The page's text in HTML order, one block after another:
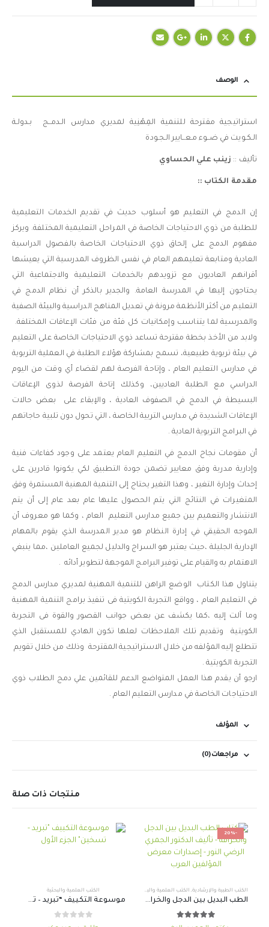
الوصف
استراتيجية مقترحة للتنمية المِهْنِية لمديري مدارس الـدمــج بـدولـة
الـكـويت في ضــوء مـعــايير الـجـودة
تأليف :: زينب علي الحساوي
مقدمة الكتاب ::
إن الدمج في التعليم هو أسلوب حديث في تقديم الخدمات التعليمية
للطلبة من ذوي الاحتياجات الخاصة في المراحل التعليمية المختلفة. ويركز
مفهوم الدمج على إلحاق ذوي الاحتياجات الخاصة بالفصول الدراسية
العادية ومتابعة تعليمهم العام في نفس الظروف المدرسية التي يعيشها
أقرانهم العاديون مع تزويدهم بالخدمات التعليمية والاجتماعية التي
يحتاجون إليها في المدرسة العامة. والجدير بالذكر أن نظام الدمج في
التعليم من أكثر الأنظمة مرونة في تعديل المناهج الدراسية والبيئة الصفية
والمدرسية لما يتناسب وإمكانيات كل فئة من فئات الإعاقات المختلفة.
ولابد من الأخذ بخطة مقترحة تساعد ذوي الاحتياجات الخاصة على التعليم
في بيئة تربوية طبيعية، تسمح بمشاركة هؤلاء الطلبة في العملية التربوية
في مدارس التعليم العام ، وإتاحة الفرصة لهم لقضاء أي وقت من اليوم
الدراسي مع الطلبة العاديين، وكذلك إتاحة الفرصة لذوى الإعاقات
البسيطة في الدمج في الصفوف العادية ، والإبقاء على بعض حالات
الإعاقات الشديدة في مدارس التربية الخاصة ، التي تحول دون تلبية حاجاتهم
في البرامج التربوية العادية .
أن مقومات نجاح الدمج في التعليم العام يعتمد على وجود كفاءات فنية
وإدارية مدربة وفق معايير تضمن جودة التطبيق لكي يكونوا قادرين على
إحداث وإدارة التغير ، وهذا التغير يحتاج إلى التنمية المهنية المستمرة وفق
المتغيرات في النتائج التي يتم الحصول عليها عام بعد عام إلى أن يتم
الانتشار والتعميم بين جميع مدارس التعليم العام ، وكما هو معروف أن
الموجه الحقيقي في إدارة النظام هو مدير المدرسة الذي يقوم بالمهام
الإدارية الجليلة ،حيث يعتبر هو السراج والدليل لجميع العاملين ،مما ينبغي
الاهتمام به والقيام على توفير البرامج الموجهة لتطوير أدائه .
يتناول هذا الكتاب الوضع الراهن للتنمية المهنية لمديري مدارس الدمج
في التعليم العام ، وواقع التجربة الكويتية فى تنفيذ برامج التنمية المهنية
وما آلت إليه ،كما يكشف عن بعض جوانب القصور والقوة فى التجربة
الكويتية وتقديم تلك الملاحظات لعلها تكون الهادي للمستقبل الذي
تتطلع إليه المؤلفه من خلال الاستراتيجية المقترحة وذلك من خلال تقويم
التجربة الكويتية .
ارجو أن يقدم هذا العمل المتواضع الدعم للقائمين علي دمج الطلاب ذوي
الاحتياجات الخاصة في مدارس التعليم العام .
المؤلف
مراجعات (0)
منتجات ذات صلة
-20%
الكتب الطبية والإرشادية, الكتب العلمية والبحثية
الطب البديل بين الدجل والخرافة
5.00
الكتب العلمية والبحثية
موسوعة التكييف “تبريد – تسخين” الجزء الأول
0
out of 5